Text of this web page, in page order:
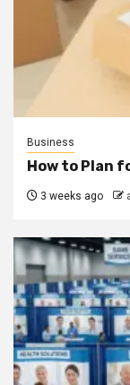
Business
How to Plan
3 weeks ago